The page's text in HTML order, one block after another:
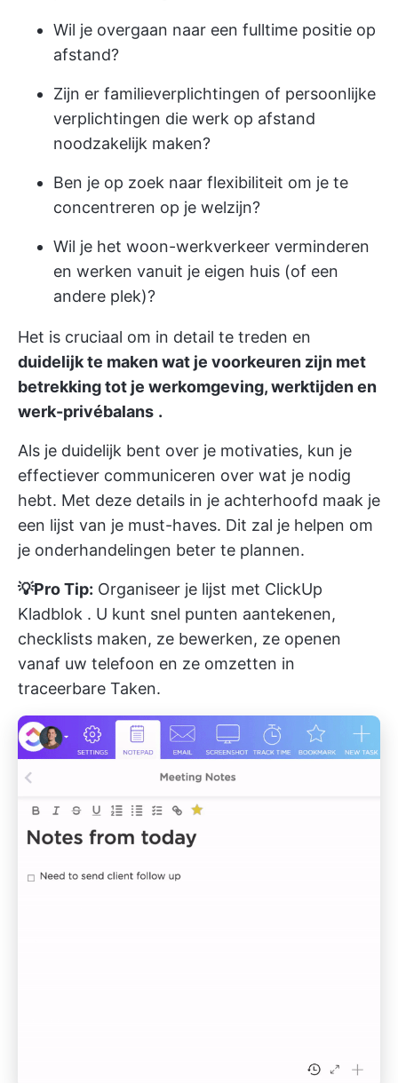
Wil je overgaan naar een fulltime positie op
afstand?
Zijn er familieverplichtingen of persoonlijke
verplichtingen die werk op afstand
noodzakelijk maken?
Ben je op zoek naar flexibiliteit om je te
concentreren op je welzijn?
Wil je het woon-werkverkeer verminderen
en werken vanuit je eigen huis (of een
andere plek)?
Het is cruciaal om in detail te treden en
duidelijk te maken wat je voorkeuren zijn met
betrekking tot je werkomgeving, werktijden en
werk-privébalans .
Als je duidelijk bent over je motivaties, kun je
effectiever communiceren over wat je nodig
hebt. Met deze details in je achterhoofd maak je
een lijst van je must-haves. Dit zal je helpen om
je onderhandelingen beter te plannen.
💡Pro Tip: Organiseer je lijst met ClickUp
Kladblok . U kunt snel punten aantekenen,
checklists maken, ze bewerken, ze openen
vanaf uw telefoon en ze omzetten in
traceerbare Taken.